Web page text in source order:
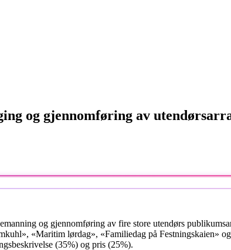
og gjennomføring av
og gjennomføring av fire store utendørs
«Maritim lørdag», «Familiedag på Festningskaien»
(35%) og pris (25%).